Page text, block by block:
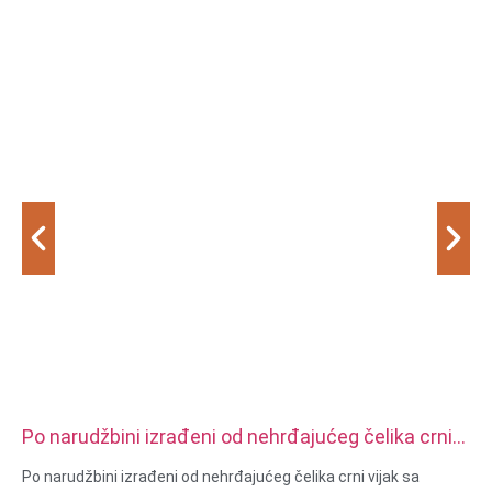
Po narudžbini izrađeni od nehrđajućeg čelika crni
Po narudžbini izrađeni od nehrđajućeg čelika crni vijak sa